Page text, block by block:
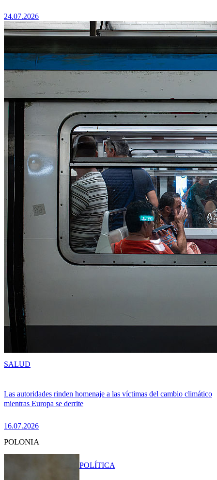
24.07.2026
Las autoridades rinden homenaje a las víctimas del cambio climático
mientras Europa se derrite
16.07.2026
SALUD
POLONIA
POLÍTICA